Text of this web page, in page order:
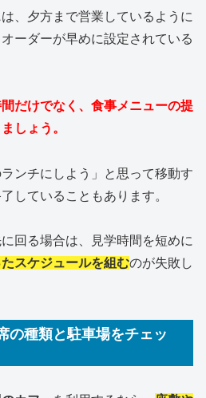
は、夕方まで営業しているように
ーダーが早めに設定されている
だけでなく、食事メニューの提
しょう。
ンチにしよう」と思って移動す
していることもあります。
回る場合は、見学時間を短めに
スケジュールを組むのが失敗し
の種類と駐車場をチェッ